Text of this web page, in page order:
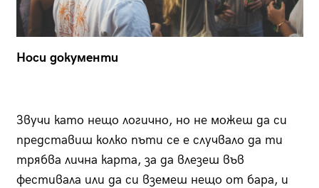
Носи документи
Звучи като нещо логично, но не можеш да си
представиш колко пъти се е случвало да ти
трябва лична карта, за да влезеш във
фестивала или да си вземеш нещо от бара, и